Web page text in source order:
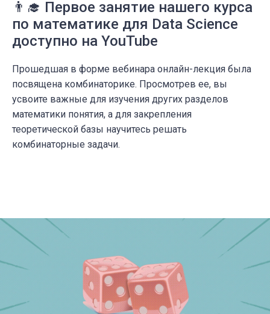
👨‍🎓️ Первое занятие нашего курса
по математике для Data Science
доступно на YouTube
Прошедшая в форме вебинара онлайн-лекция была
посвящена комбинаторике. Просмотрев ее, вы
усвоите важные для изучения других разделов
математики понятия, а для закрепления
теоретической базы научитесь решать
комбинаторные задачи.